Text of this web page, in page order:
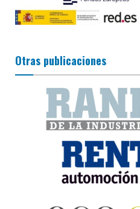
Otras publicaciones